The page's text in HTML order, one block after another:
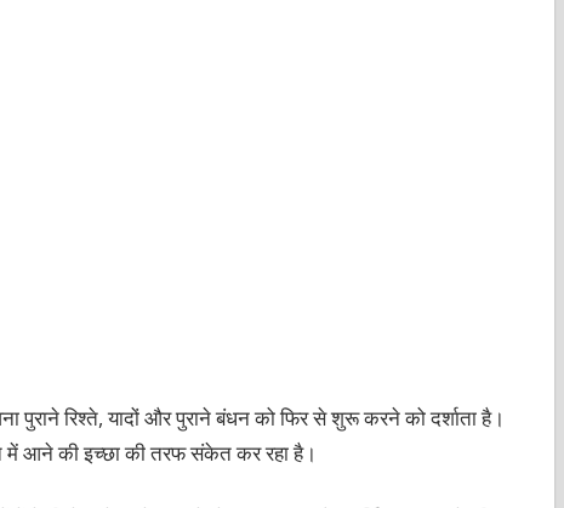
रिश्ते, यादों और पुराने बंधन को फिर से शुरू करने को दर्शाता है।
में आने की इच्छा की तरफ संकेत कर रहा है।